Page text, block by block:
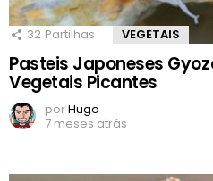
32 Partilhas VEGETAIS
Pasteis Japoneses
Vegetais Picantes
porHugo
7 meses atrás